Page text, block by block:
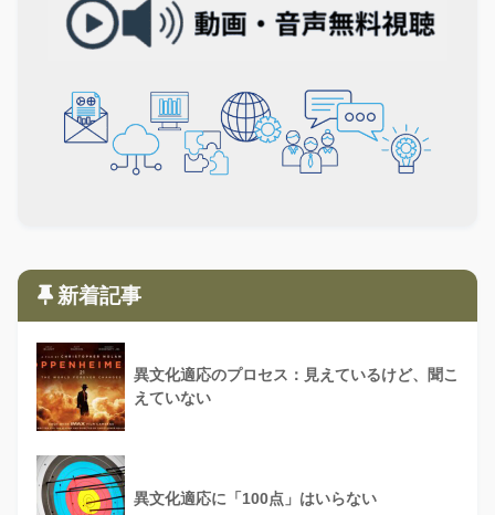
新着記事
異文化適応のプロセス：見えているけど、聞こ
えていない
異文化適応に「100点」はいらない